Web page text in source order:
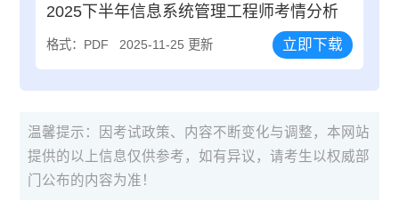
2025下半年信息系统管理工程师考情分析
格式：PDF 2025-11-25 更新 立即下载
温馨提示：因考试政策、内容不断变化与调整，本网站
提供的以上信息仅供参考，如有异议，请考生以权威部
门公布的内容为准！